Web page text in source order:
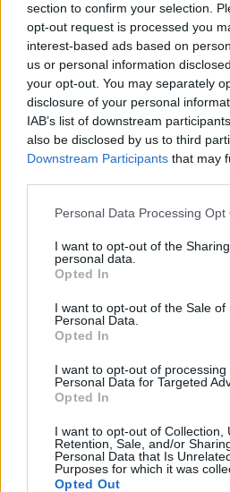
section to confirm your selection.
opt-out request is processed you
interest-based ads based on
us or personal information
your opt-out. You may separately
disclosure of your personal
IAB’s list of downstream
also be disclosed by us to third
Downstream Participants that may
Personal Data Processing Opt
I want to opt-out of the
personal data.
Opted In
I want to opt-out of the Sale of
Personal Data.
Opted In
I want to opt-out of processing
Personal Data for Targeted
Opted In
I want to opt-out of Collection,
Retention, Sale, and/or
Personal Data that Is
Purposes for which it was
Opted Out
A kislány, akit
Lyhanna
T. Barnett:
rész
Minka 10. rész